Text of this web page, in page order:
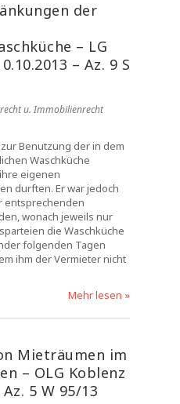
der
– LG
– Az. 9 S
u. Immobilienrecht
Benutzung der in dem
Waschküche
eigenen
durften. Er war jedoch
entsprechenden
wonach jeweils nur
die Waschküche
folgenden Tagen
ihm der Vermieter nicht
Mehr lesen »
Mieträumen im
– OLG Koblenz
5 W 95/13